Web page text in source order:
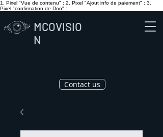
1. Pixel "Vue de contenu" : 2. Pixel "Ajout info de paiement" : 3.
Pixel "confirmation de Don" :
MCOVISIO
N
Contact us